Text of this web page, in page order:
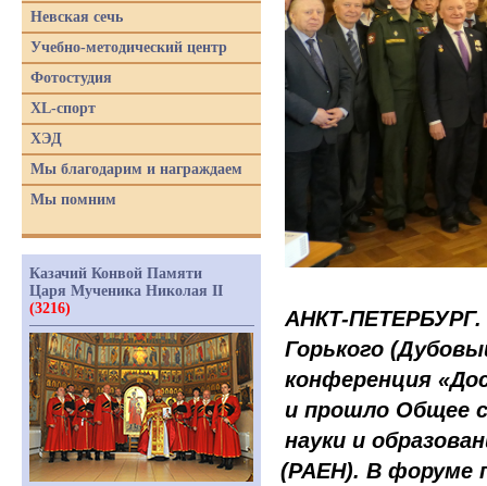
АНКТ-ПЕТЕРБУРГ.
Горького
конференция
и прошло Общее
науки и
(РАЕН). В форуме
Невская сечь
Учебно-методический центр
Фотостудия
XL-спорт
ХЭД
Мы благодарим и награждаем
Мы помним
Казачий Конвой Памяти
Царя Мученика Николая II
(3216)